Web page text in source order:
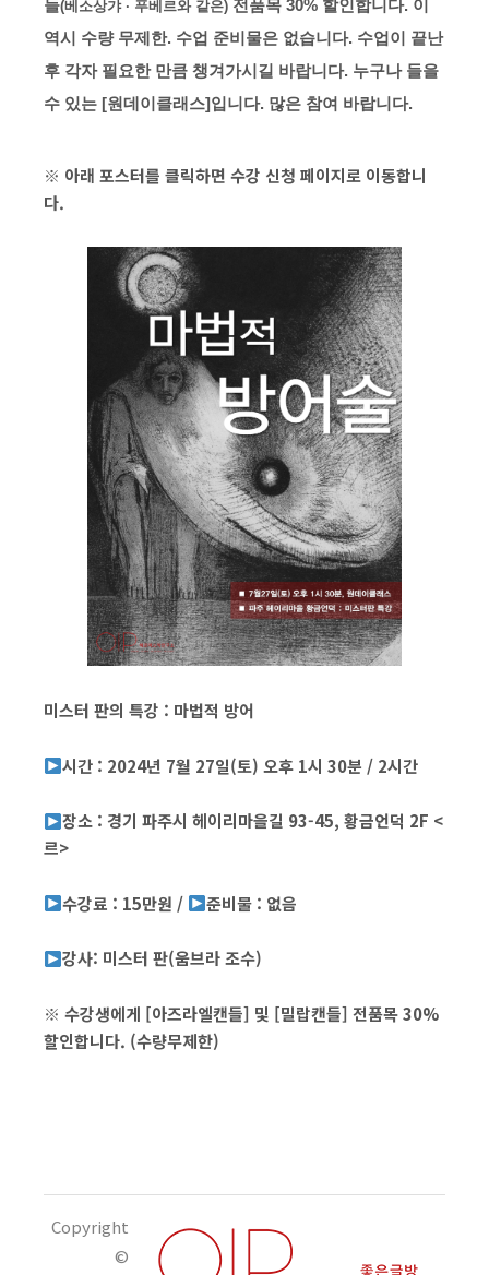
들(베소상갸 · 푸베르와 같은) 전품목 30% 할인합니다. 이
역시 수량 무제한. 수업 준비물은 없습니다. 수업이 끝난
후 각자 필요한 만큼 챙겨가시길 바랍니다. 누구나 들을
수 있는 [원데이클래스]입니다. 많은 참여 바랍니다.
※ 아래 포스터를 클릭하면 수강 신청 페이지로 이동합니
다.
미스터 판의 특강 : 마법적 방어
시간 : 2024년 7월 27일(토) 오후 1시 30분 / 2시간
장소 : 경기 파주시 헤이리마을길 93-45, 황금언덕 2F <
르>
수강료 : 15만원 / 준비물 : 없음
강사: 미스터 판(움브라 조수)
※ 수강생에게 [아즈라엘캔들] 및 [밀랍캔들] 전품목 30%
할인합니다. (수량무제한)
Copyright
©